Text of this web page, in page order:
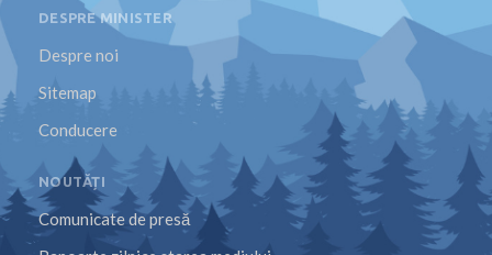
DESPRE MINISTER
Despre noi
Sitemap
Conducere
NOUTĂȚI
Comunicate de presă